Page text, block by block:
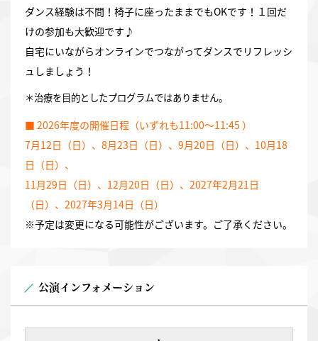
ダンス経験は不問！椅子に座ったままでもOKです！１回だ
けの参加も大歓迎です♪
自宅にいながらオンラインでつながってダンスでリフレッシ
ュしましょう！
＊治療を目的としたプログラムではありません。
■ 2026年度の開催日程（いずれも11:00～11:45 ）
7月12日（日）、8月23日（日）、9月20日（日）、10月18
日（日）、
11月29日（日）、12月20日（日）、2027年2月21日
（日）、2027年3月14日（日）
※予定は変更になる可能性がございます。ご了承ください。
公演インフォメーション